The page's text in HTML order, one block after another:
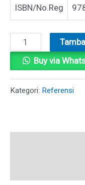
ISBN/No.Reg
Kuantitas
HUKUM
ACARA
PERADILAN
INDONESIA
Buy via
Kategori: Referensi